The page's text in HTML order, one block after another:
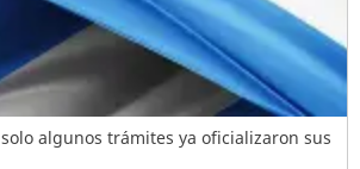
algunos trámites ya oficializaron sus